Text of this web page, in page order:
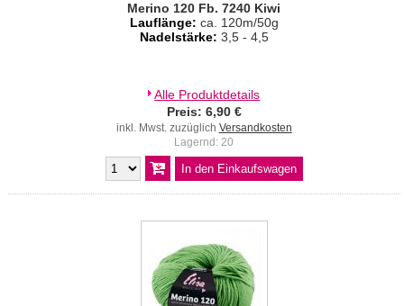
Merino 120 Fb. 7240 Kiwi
Lauflänge: ca. 120m/50g
Nadelstärke: 3,5 - 4,5
Alle Produktdetails
Preis: 6,90 €
inkl. Mwst. zuzüglich Versandkosten
Lagernd: 20